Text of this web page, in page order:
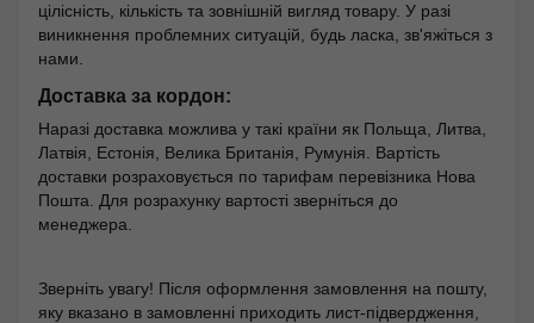
цілісність, кількість та зовнішній вигляд товару. У разі
виникнення проблемних ситуацій, будь ласка, зв'яжіться з
нами.
Доставка за кордон:
Наразі доставка можлива у такі країни як Польща, Литва,
Латвія, Естонія, Велика Британія, Румунія. Вартість
доставки розраховується по тарифам перевізника Нова
Пошта. Для розрахунку вартості зверніться до
менеджера.
Зверніть увагу! Після оформлення замовлення на пошту,
яку вказано в замовленні приходить лист-підвердження,